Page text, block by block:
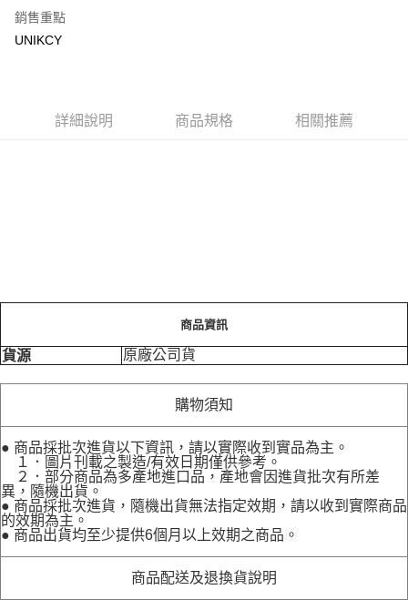
悠遊付
Google Pay
7-11取貨付款［需3-5個工作天不含預購商品］
銷售重點
UNIKCY
詳細說明 商品規格 相關推薦
商品資訊
貨源 原廠公司貨
購物須知
● 商品採批次進貨以下資訊，請以實際收到實品為主。
１．圖片刊載之製造/有效日期僅供參考。
２．部分商品為多產地進口品，產地會因進貨批次有所差
異，隨機出貨。
● 商品採批次進貨，隨機出貨無法指定效期，請以收到實際商品
的效期為主。
● 商品出貨均至少提供6個月以上效期之商品。
商品配送及退換貨說明